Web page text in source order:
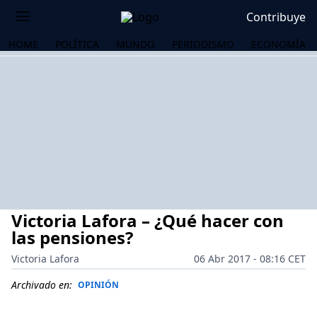
Contribuye
HOME POLÍTICA MUNDO PERIODISMO ECONOMÍA
Victoria Lafora – ¿Qué hacer con
las pensiones?
Victoria Lafora
06 Abr 2017 - 08:16 CET
Archivado en: OPINIÓN